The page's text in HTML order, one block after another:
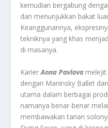
kemudian bergabung
dan menunjukkan bakat
Keanggunannya,
tekniknya yang khas
di masanya.
KarierAnna Pavlova melejit
dengan Mariinsky Ballet
utama dalam berbagai
namanya benar-benar
membawakan tarian